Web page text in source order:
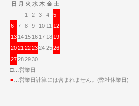
日 月 火 水 木 金 土
1
2 3 4
5
6
7 8 9 10 11 12
13 14 15 16 17 1819
20212223242526
27282930
□…営業日
■…営業日計算には含まれません。(弊社休業日)